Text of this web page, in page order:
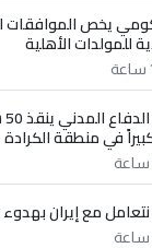
...
توافق على
منحة دراسية للطلبة
يخص الموافقات
للمولدات الأهلية
في منطقة الكرادة
مع إيران